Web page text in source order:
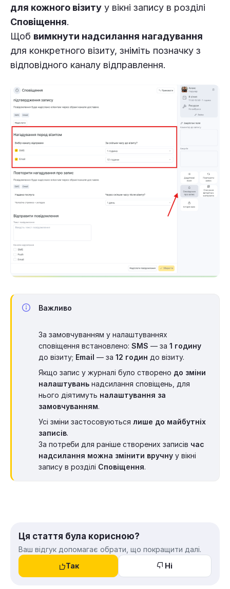
для кожного візиту у вікні запису в розділі
Сповіщення.
Щоб вимкнути надсилання нагадування
для конкретного візиту, зніміть позначку з
відповідного каналу відправлення.
Важливо
За замовчуванням у налаштуваннях
сповіщення встановлено: SMS — за 1 годину
до візиту; Email — за 12 годин до візиту.
Якщо запис у журналі було створено до зміни
налаштувань надсилання сповіщень, для
нього діятимуть налаштування за
замовчуванням.
Усі зміни застосовуються лише до майбутніх
записів.
За потреби для раніше створених записів час
надсилання можна змінити вручну у вікні
запису в розділі Сповіщення.
Ця стаття була корисною?
Ваш відгук допомагає обрати, що покращити далі.
Так
Ні